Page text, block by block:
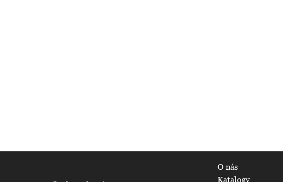
O nás
Katalogy